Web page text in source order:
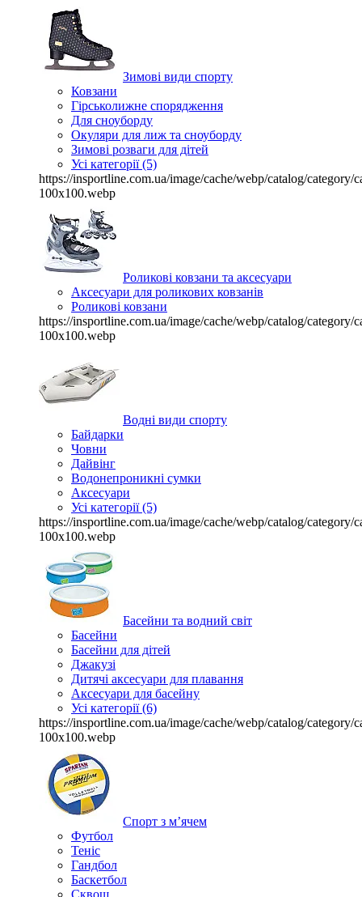
Зимові види спорту
Ковзани
Гірськолижне спорядження
Для сноуборду
Окуляри для лиж та сноуборду
Зимові розваги для дітей
Усі категорії (5)
https://insportline.com.ua/image/cache/webp/catalog/category/
100x100.webp
Роликові ковзани та аксесуари
Аксесуари для роликових ковзанів
Роликові ковзани
https://insportline.com.ua/image/cache/webp/catalog/category/
100x100.webp
Водні види спорту
Байдарки
Човни
Дайвінг
Водонепроникні сумки
Аксесуари
Усі категорії (5)
https://insportline.com.ua/image/cache/webp/catalog/category/
100x100.webp
Басейни та водний світ
Басейни
Басейни для дітей
Джакузі
Дитячі аксесуари для плавання
Аксесуари для басейну
Усі категорії (6)
https://insportline.com.ua/image/cache/webp/catalog/category/
100x100.webp
Спорт з м’ячем
Футбол
Теніс
Гандбол
Баскетбол
Сквош